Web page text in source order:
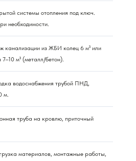
системы отопления под ключ.
необходимости.
канализации из ЖБИ колец 6 м³ или
7–10 м³ (металл/бетон).
водоснабжения трубой ПНД,
м.
труба на кровлю, приточный
материалов, монтажные работы,